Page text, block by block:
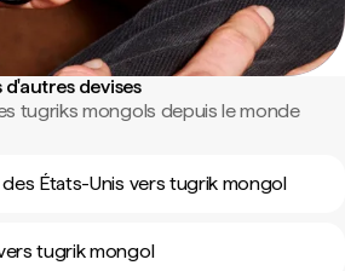
d'autres devises
tugriks mongols depuis le monde
États-Unis vers tugrik mongol
tugrik mongol